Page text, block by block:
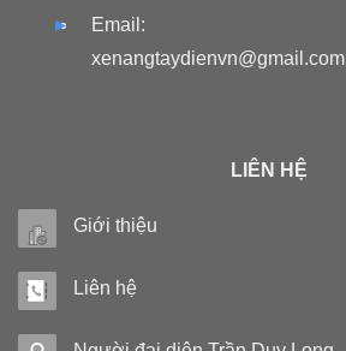
Email:
xenangtaydienvn@gmail.com
LIÊN HỆ
Giới thiệu
Liên hệ